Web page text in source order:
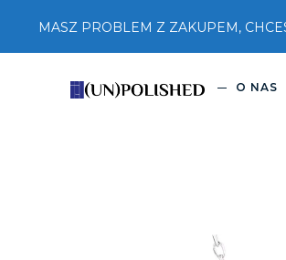
MASZ PROBLEM Z ZAKUPEM,
O NAS